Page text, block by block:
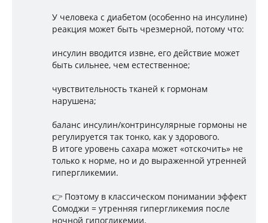
У человека с диабетом (особенно на инсулине)
реакция может быть чрезмерной, потому что:
инсулин вводится извне, его действие может
быть сильнее, чем естественное;
чувствительность тканей к гормонам
нарушена;
баланс инсулин/контринсулярные гормоны не
регулируется так тонко, как у здорового.
В итоге уровень сахара может «отскочить» не
только к норме, но и до выраженной утренней
гипергликемии.
👉 Поэтому в классическом понимании эффект
Сомоджи = утренняя гипергликемия после
ночной гипогликемии.